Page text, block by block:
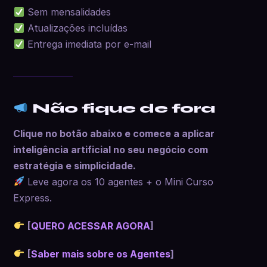
Sem mensalidades
Atualizações incluídas
Entrega imediata por e-mail
Não fique de fora
Clique no botão abaixo e comece a aplicar
inteligência artificial no seu negócio com
estratégia e simplicidade.
Leve agora os 10 agentes + o Mini Curso
Express.
[QUERO ACESSAR AGORA]
[Saber mais sobre os Agentes]